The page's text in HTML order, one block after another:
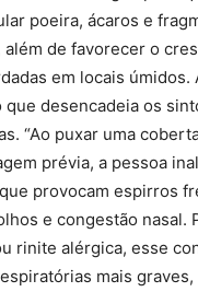
poeira, ácaros e
de favorecer o
em locais úmidos.
desencadeia os
“Ao puxar uma
prévia, a pessoa
provocam espirros
e congestão nasal.
rinite alérgica, esse
mais graves,